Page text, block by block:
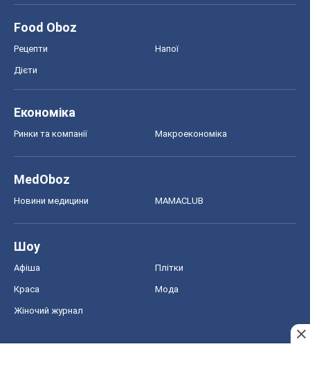
Food Oboz
Рецепти Напої
Дієти
Економіка
Ринки та компанії Макроекономіка
MedOboz
Новини медицини MAMACLUB
Шоу
Афіша Плітки
Краса Мода
Жіночий журнал